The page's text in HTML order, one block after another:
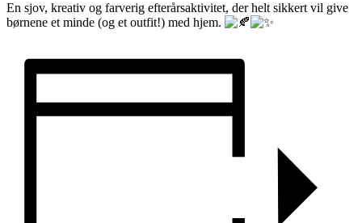
En sjov, kreativ og farverig efterårsaktivitet, der helt sikkert vil give
børnene et minde (og et outfit!) med hjem.